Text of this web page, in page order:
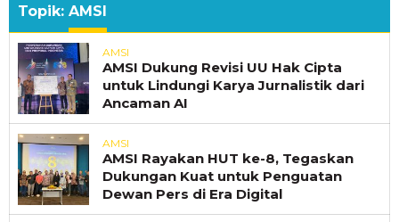
Topik: AMSI
AMSI
AMSI Dukung Revisi UU Hak Cipta
untuk Lindungi Karya Jurnalistik dari
Ancaman AI
AMSI
AMSI Rayakan HUT ke-8, Tegaskan
Dukungan Kuat untuk Penguatan
Dewan Pers di Era Digital